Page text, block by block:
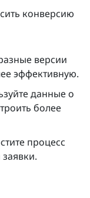
конверсию
версии
эффективную.
данные о
более
процесс